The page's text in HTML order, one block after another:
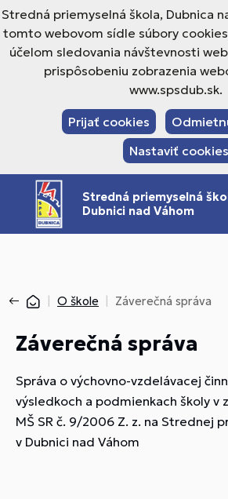
Stredná priemyselná škola, Dubnica
tomto webovom sídle súbory
účelom sledovania návštevnosti
prispôsobeniu zobrazenia
www.spsdub.sk.
Prijať cookies
Nastaviť cookies
Stredná priemyselná
Dubnici nad Váhom
O škole Záverečná správa
Záverečná správa
Správa o výchovno-vzdelávacej
výsledkoch a podmienkach školy v
MŠ SR č. 9/2006 Z. z. na Strednej
v Dubnici nad Váhom